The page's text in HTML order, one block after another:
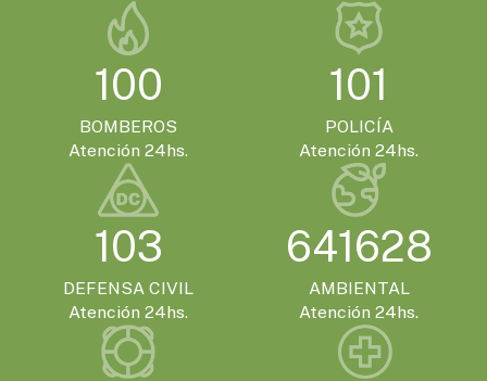
100
BOMBEROS
Atención 24hs.
101
POLICÍA
Atención 24hs.
103
DEFENSA CIVIL
Atención 24hs.
641628
AMBIENTAL
Atención 24hs.